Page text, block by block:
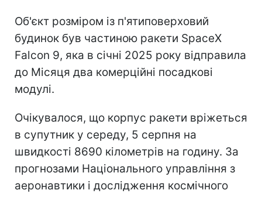
Об'єкт розміром із п'ятиповерховий
будинок був частиною ракети SpaceX
Falcon 9, яка в січні 2025 року відправила
до Місяця два комерційні посадкові
модулі.
Очікувалося, що корпус ракети вріжеться
в супутник у середу, 5 серпня на
швидкості 8690 кілометрів на годину. За
прогнозами Національного управління з
аеронавтики і дослідження космічного